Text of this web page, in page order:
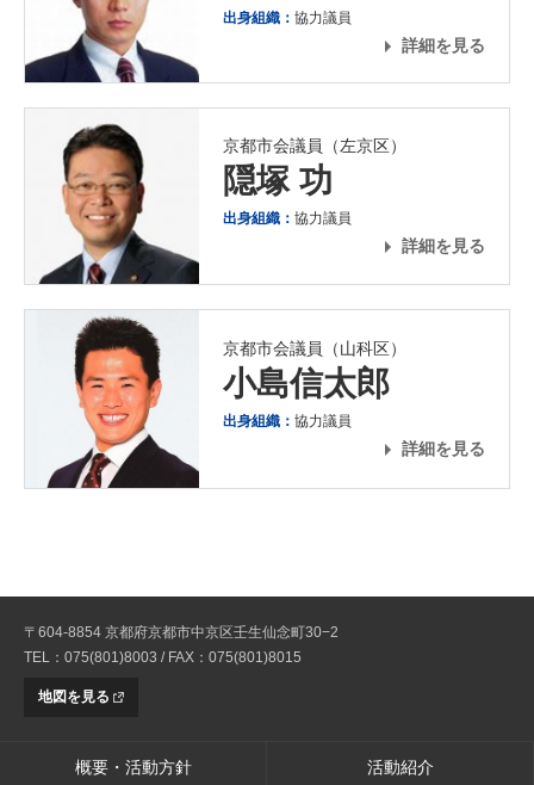
出身組織：協力議員
詳細を見る
京都市会議員（左京区）
隠塚 功
出身組織：協力議員
詳細を見る
京都市会議員（山科区）
小島信太郎
出身組織：協力議員
詳細を見る
〒604-8854 京都府京都市中京区壬生仙念町30−2
TEL：075(801)8003 / FAX：075(801)8015
地図を見る
概要・活動方針 活動紹介